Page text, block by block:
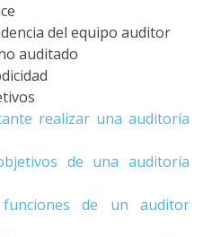
del equipo auditor
auditado
realizar una auditoría
de una auditoría
de un auditor